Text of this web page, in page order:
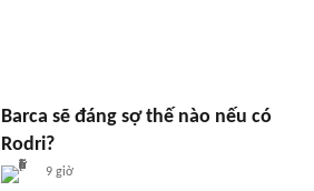
Barca sẽ đáng sợ thế nào nếu có
Rodri?
9 giờ